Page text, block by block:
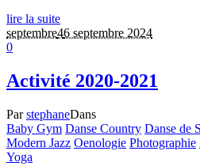
lire la suite
septembre46 septembre 2024
0
Activité 2020-2021
ParstephaneDans
Baby Gym Danse Country Danse de
Modern Jazz Oenologie Photographie
Yoga